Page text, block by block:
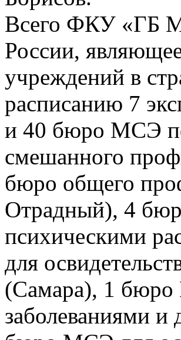
Всего ФКУ «ГБ
России,
учреждений в
расписанию 7
и 40 бюро МСЭ
смешанного
бюро общего
Отрадный), 4
психическими
для
(Самара), 1 бюро
заболеваниями и